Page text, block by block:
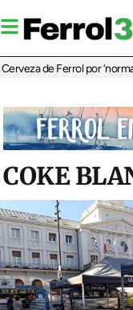
de Ferrol por ‘normalizar’
COKE